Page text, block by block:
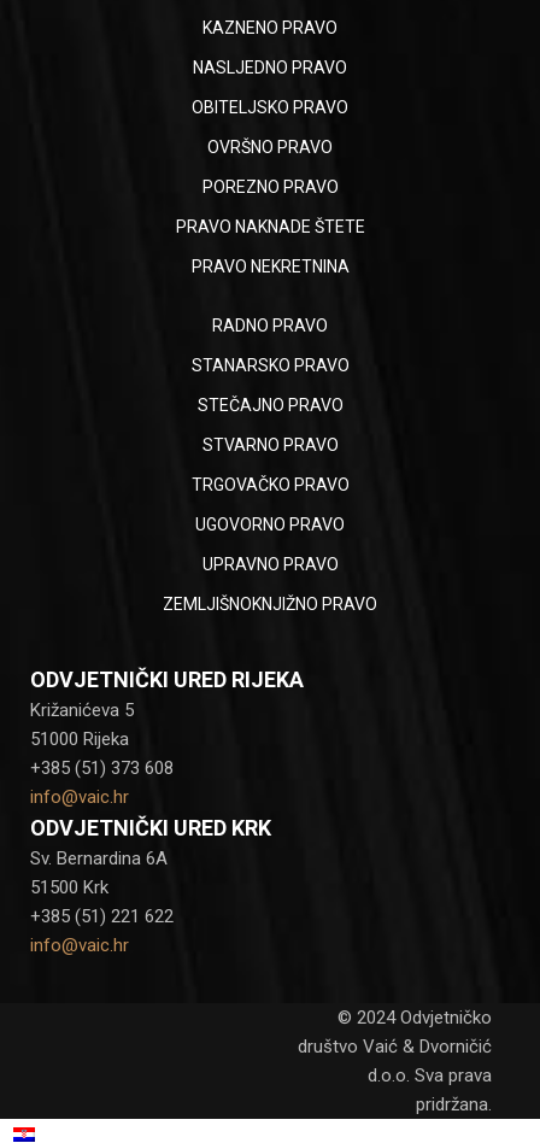
KAZNENO PRAVO
NASLJEDNO PRAVO
OBITELJSKO PRAVO
OVRŠNO PRAVO
POREZNO PRAVO
PRAVO NAKNADE ŠTETE
PRAVO NEKRETNINA
RADNO PRAVO
STANARSKO PRAVO
STEČAJNO PRAVO
STVARNO PRAVO
TRGOVAČKO PRAVO
UGOVORNO PRAVO
UPRAVNO PRAVO
ZEMLJIŠNOKNJIŽNO PRAVO
ODVJETNIČKI URED RIJEKA
Križanićeva 5
51000 Rijeka
+385 (51) 373 608
info@vaic.hr
ODVJETNIČKI URED KRK
Sv. Bernardina 6A
51500 Krk
+385 (51) 221 622
info@vaic.hr
© 2024 Odvjetničko
društvo Vaić & Dvorničić
d.o.o. Sva prava
pridržana.